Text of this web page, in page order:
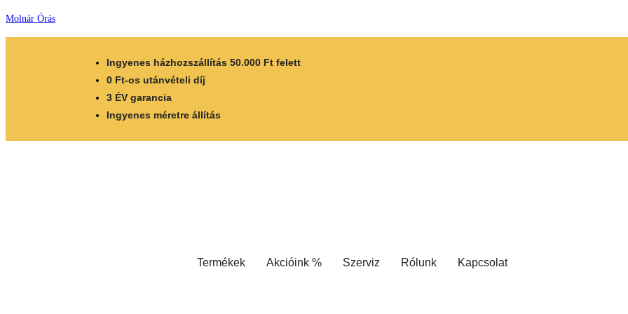
Molnár Órás
Ingyenes házhozszállítás 50.000 Ft felett
0 Ft-os utánvételi díj
3 ÉV garancia
Ingyenes méretre állítás
Termékek Akcióink % Szerviz Rólunk Kapcsolat